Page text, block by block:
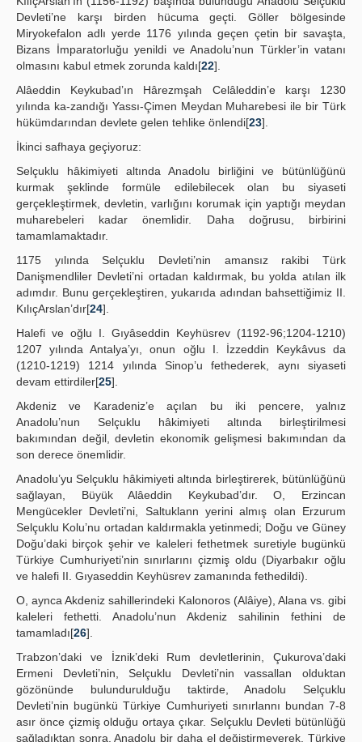
Devleti’ne karşı birden hücuma geçti. Göller bölgesinde
Miryokefalon adlı yerde 1176 yılında geçen çetin bir savaşta,
Bizans İmparatorluğu yenildi ve Anadolu’nun Türkler’in vatanı
olmasını kabul etmek zorunda kaldı[22].
Alâeddin Keykubad’ın Hârezmşah Celâleddin’e karşı 1230
yılında ka-zandığı Yassı-Çimen Meydan Muharebesi ile bir Türk
hükümdarından devlete gelen tehlike önlendi[23].
İkinci safhaya geçiyoruz:
Selçuklu hâkimiyeti altında Anadolu birliğini ve bütünlüğünü
kurmak şeklinde formüle edilebilecek olan bu siyaseti
gerçekleştirmek, devletin, varlığını korumak için yaptığı meydan
muharebeleri kadar önemlidir. Daha doğrusu, birbirini
tamamlamaktadır.
1175 yılında Selçuklu Devleti’nin amansız rakibi Türk
Danişmendliler Devleti’ni ortadan kaldırmak, bu yolda atılan ilk
adımdır. Bunu gerçekleştiren, yukarıda adından bahsettiğimiz II.
KılıçArslan’dır[24].
Halefi ve oğlu I. Gıyâseddin Keyhüsrev (1192-96;1204-1210)
1207 yılında Antalya’yı, onun oğlu I. İzzeddin Keykâvus da
(1210-1219) 1214 yılında Sinop’u fethederek, aynı siyaseti
devam ettirdiler[25].
Akdeniz ve Karadeniz’e açılan bu iki pencere, yalnız
Anadolu’nun Selçuklu hâkimiyeti altında birleştirilmesi
bakımından değil, devletin ekonomik gelişmesi bakımından da
son derece önemlidir.
Anadolu’yu Selçuklu hâkimiyeti altında birleştirerek, bütünlüğünü
sağlayan, Büyük Alâeddin Keykubad’dır. O, Erzincan
Mengücekler Devleti’ni, Saltuklann yerini almış olan Erzurum
Selçuklu Kolu’nu ortadan kaldırmakla yetinmedi; Doğu ve Güney
Doğu’daki birçok şehir ve kaleleri fethetmek suretiyle bugünkü
Türkiye Cumhuriyeti’nin sınırlarını çizmiş oldu (Diyarbakır oğlu
ve halefi II. Gıyaseddin Keyhüsrev zamanında fethedildi).
O, aynca Akdeniz sahillerindeki Kalonoros (Alâiye), Alana vs. gibi
kaleleri fethetti. Anadolu’nun Akdeniz sahilinin fethini de
tamamladı[26].
Trabzon’daki ve İznik’deki Rum devletlerinin, Çukurova’daki
Ermeni Devleti’nin, Selçuklu Devleti’nin vassallan olduktan
gözönünde bulundurulduğu taktirde, Anadolu Selçuklu
Devleti’nin bugünkü Türkiye Cumhuriyeti sınırlannı bundan 7-8
asır önce çizmiş olduğu ortaya çıkar. Selçuklu Devleti bütünlüğü
sağladıktan sonra, Anadolu bir daha el değiştirmeyerek, Türkiye